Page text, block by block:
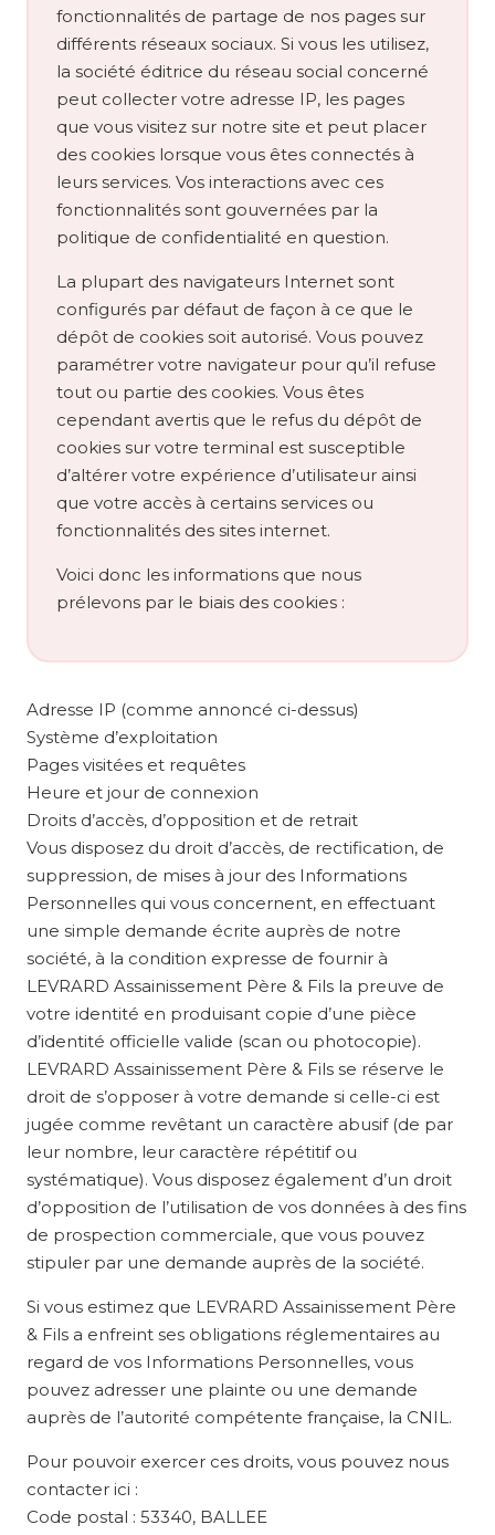
fonctionnalités de partage de nos pages sur
différents réseaux sociaux. Si vous les utilisez,
la société éditrice du réseau social concerné
peut collecter votre adresse IP, les pages
que vous visitez sur notre site et peut placer
des cookies lorsque vous êtes connectés à
leurs services. Vos interactions avec ces
fonctionnalités sont gouvernées par la
politique de confidentialité en question.
La plupart des navigateurs Internet sont
configurés par défaut de façon à ce que le
dépôt de cookies soit autorisé. Vous pouvez
paramétrer votre navigateur pour qu’il refuse
tout ou partie des cookies. Vous êtes
cependant avertis que le refus du dépôt de
cookies sur votre terminal est susceptible
d’altérer votre expérience d’utilisateur ainsi
que votre accès à certains services ou
fonctionnalités des sites internet.
Voici donc les informations que nous
prélevons par le biais des cookies :
Adresse IP (comme annoncé ci-dessus)
Système d’exploitation
Pages visitées et requêtes
Heure et jour de connexion
Droits d’accès, d’opposition et de retrait
Vous disposez du droit d’accès, de rectification, de
suppression, de mises à jour des Informations
Personnelles qui vous concernent, en effectuant
une simple demande écrite auprès de notre
société, à la condition expresse de fournir à
LEVRARD Assainissement Père & Fils la preuve de
votre identité en produisant copie d’une pièce
d’identité officielle valide (scan ou photocopie).
LEVRARD Assainissement Père & Fils se réserve le
droit de s’opposer à votre demande si celle-ci est
jugée comme revêtant un caractère abusif (de par
leur nombre, leur caractère répétitif ou
systématique). Vous disposez également d’un droit
d’opposition de l’utilisation de vos données à des fins
de prospection commerciale, que vous pouvez
stipuler par une demande auprès de la société.
Si vous estimez que LEVRARD Assainissement Père
& Fils a enfreint ses obligations réglementaires au
regard de vos Informations Personnelles, vous
pouvez adresser une plainte ou une demande
auprès de l’autorité compétente française, la CNIL.
Pour pouvoir exercer ces droits, vous pouvez nous
contacter ici :
Code postal : 53340, BALLEE